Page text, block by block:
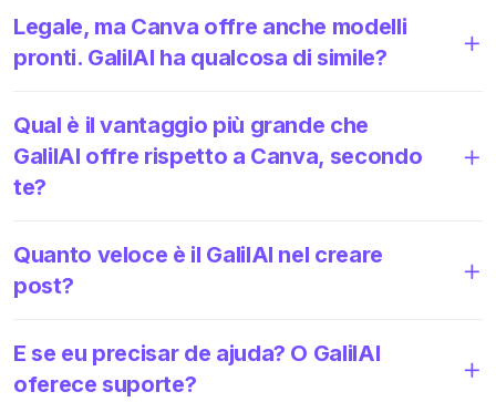
Legale, ma Canva offre anche modelli
pronti. GalilAI ha qualcosa di simile?
Qual è il vantaggio più grande che
GalilAI offre rispetto a Canva, secondo
te?
Quanto veloce è il GalilAI nel creare
post?
E se eu precisar de ajuda? O GalilAI
oferece suporte?